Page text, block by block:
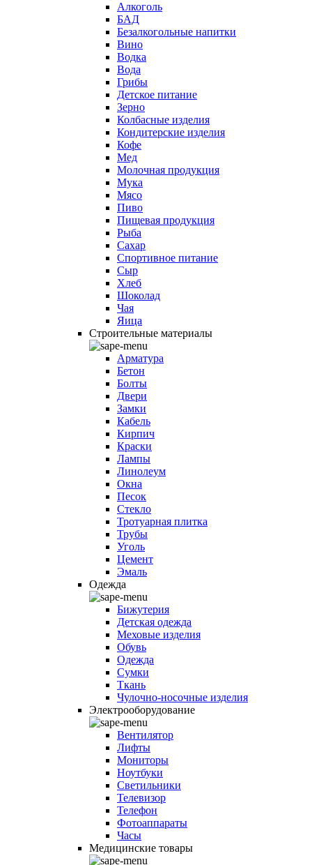
Алкоголь
БАД
Безалкогольные напитки
Вино
Водка
Вода
Грибы
Детское питание
Зерно
Колбасные изделия
Кондитерские изделия
Кофе
Мед
Молочная продукция
Мука
Мясо
Пиво
Пищевая продукция
Рыба
Сахар
Спортивное питание
Сыр
Хлеб
Шоколад
Чая
Яица
Строительные материалы
Арматура
Бетон
Болты
Двери
Замки
Кабель
Кирпич
Краски
Лампы
Линолеум
Окна
Песок
Стекло
Тротуарная плитка
Трубы
Уголь
Цемент
Эмаль
Одежда
Бижутерия
Детская одежда
Меховые изделия
Обувь
Одежда
Сумки
Ткань
Чулочно-носочные изделия
Электрооборудование
Вентилятор
Лифты
Мониторы
Ноутбуки
Светильники
Телевизор
Телефон
Фотоаппараты
Часы
Медицинские товары